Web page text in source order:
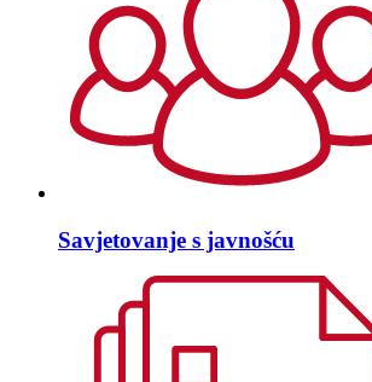
Savjetovanje s javnošću